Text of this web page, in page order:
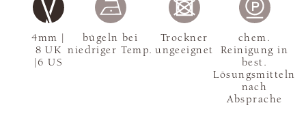
4mm |
8 UK
|6 US
bügeln bei
niedriger Temp.
Trockner
ungeeignet
chem.
Reinigung in
best.
Lösungsmitteln
nach
Absprache